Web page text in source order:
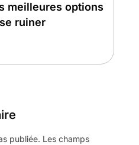
meilleures options
ruiner
publiée. Les champs